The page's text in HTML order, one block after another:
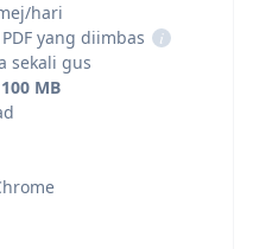
hari
yang diimbas
i
sekali gus
100 MB